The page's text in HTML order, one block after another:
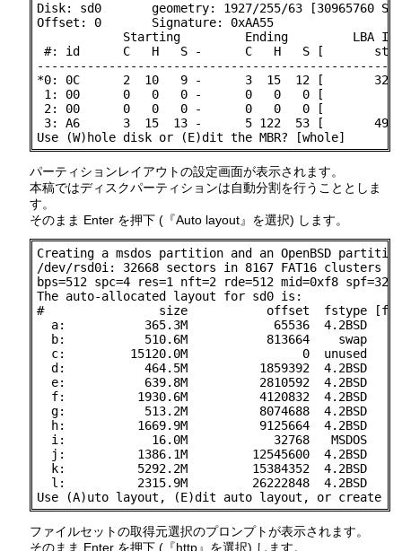
Disk: sd0       geometry: 1927/255/63 [30965760
Offset: 0       Signature: 0xAA55
Starting         Ending         LBA
#: id      C   H   S -      C   H   S [
*0: 0C      2  10   9 -      3  15  12 [
1: 00      0   0   0 -      0   0   0 [
2: 00      0   0   0 -      0   0   0 [
3: A6      3  15  13 -      5 122  53 [
Use (W)hole disk or (E)dit the MBR? [whole]
パーティションレイアウトの設定画面が表示されます。
本稿ではディスクパーティションは自動分割を行うこととしま
す。
そのまま Enter を押下 (『Auto layout』を選択) します。
Creating a msdos partition and an OpenBSD
/dev/rsd0i: 32668 sectors in 8167 FAT16 clusters
bps=512 spc=4 res=1 nft=2 rde=512 mid=0xf8 spf=32
The auto-allocated layout for sd0 is:
#                size           offset  fstype
a:           365.3M            65536  4.2BSD
  b:           510.6M           813664    swap
  c:         15120.0M                0  unused
d:           464.5M          1859392  4.2BSD
e:           639.8M          2810592  4.2BSD
f:          1930.6M          4120832  4.2BSD
g:           513.2M          8074688  4.2BSD
h:          1669.9M          9125664  4.2BSD
  i:            16.0M            32768   MSDOS
j:          1386.1M         12545600  4.2BSD
k:          5292.2M         15384352  4.2BSD
l:          2315.9M         26222848  4.2BSD
Use (A)uto layout, (E)dit auto layout, or create
ファイルセットの取得元選択のプロンプトが表示されます。
そのまま Enter を押下 (『http』を選択) します。